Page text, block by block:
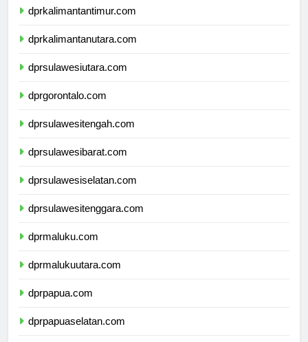
dprkalimantantimur.com
dprkalimantanutara.com
dprsulawesiutara.com
dprgorontalo.com
dprsulawesitengah.com
dprsulawesibarat.com
dprsulawesiselatan.com
dprsulawesitenggara.com
dprmaluku.com
dprmalukuutara.com
dprpapua.com
dprpapuaselatan.com